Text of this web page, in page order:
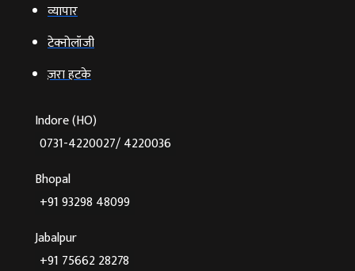
व्‍यापार
टेक्‍नोलॉजी
ज़रा हटके
Indore (HO)
0731-4220027/ 4220036
Bhopal
+91 93298 48099
Jabalpur
+91 75662 28278